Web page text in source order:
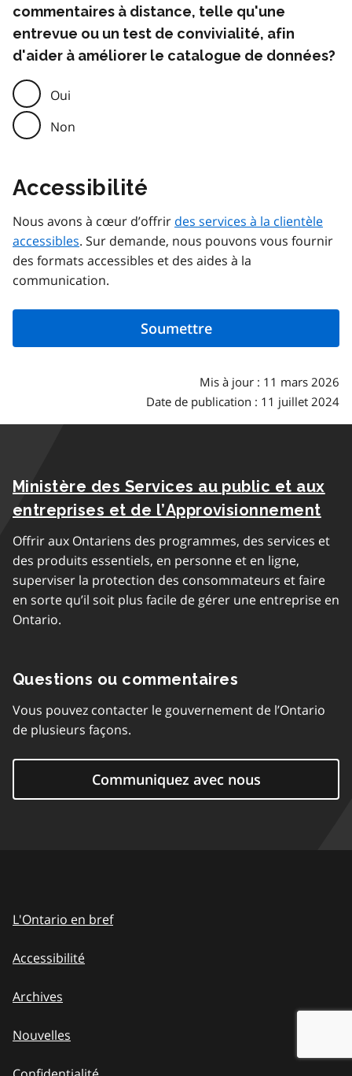
commentaires à distance, telle qu'une
entrevue ou un test de convivialité, afin
d'aider à améliorer le catalogue de données?
Oui
Non
Accessibilité
Nous avons à cœur d’offrir des services à la clientèle
accessibles. Sur demande, nous pouvons vous fournir
des formats accessibles et des aides à la
communication.
Mis à jour : 11 mars 2026
Date de publication : 11 juillet 2024
Ministère des Services au public et aux
entreprises et de l’Approvisionnement
Offrir aux Ontariens des programmes, des services et
des produits essentiels, en personne et en ligne,
superviser la protection des consommateurs et faire
en sorte qu’il soit plus facile de gérer une entreprise en
Ontario.
Questions ou commentaires
Vous pouvez contacter le gouvernement de l’Ontario
de plusieurs façons.
Communiquez avec nous
L'Ontario en bref
Accessibilité
Archives
Nouvelles